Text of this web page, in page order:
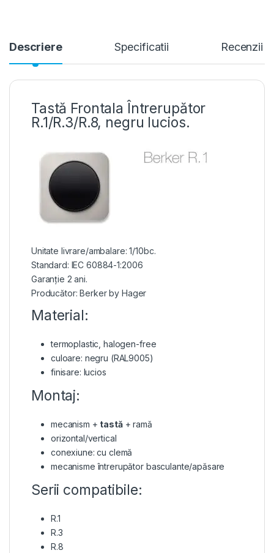
Descriere Specificatii Recenzii
Tastă Frontala Întrerupător
R.1/R.3/R.8, negru lucios.
Unitate livrare/ambalare: 1/10bc.
Standard: IEC 60884-1:2006
Garanție 2 ani.
Producător: Berker by Hager
Material:
termoplastic, halogen-free
culoare: negru (RAL9005)
finisare: lucios
Montaj:
mecanism + tastă+ ramă
orizontal/vertical
conexiune: cu clemă
mecanisme întrerupător basculante/apăsare
Serii compatibile:
R.1
R.3
R.8